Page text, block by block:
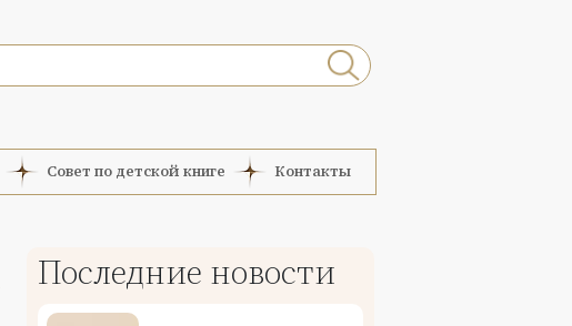
Совет по детской книге Контакты
Последние новости